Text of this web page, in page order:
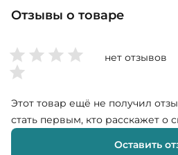
Отзывы о товаре
нет отзывов
Этот товар ещё не получил
стать первым, кто расскажет о
Оставить